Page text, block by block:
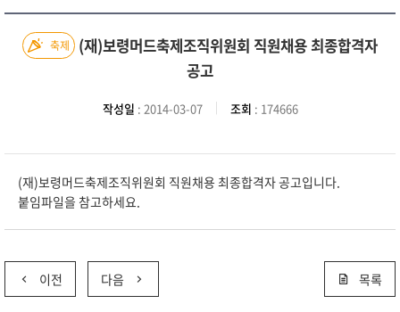
축제
(재)보령머드축제조직위원회 직원채용 최종합격자
공고
작성일 : 2014-03-07 조회 : 174666
(재)보령머드축제조직위원회 직원채용 최종합격자 공고입니다.
붙임파일을 참고하세요.
이전 다음 목록